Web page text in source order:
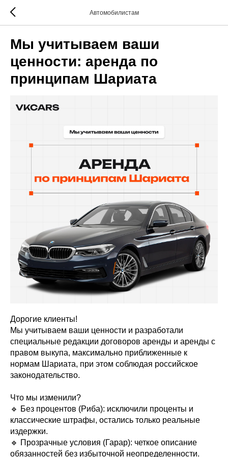
Автомобилистам
Мы учитываем ваши
ценности: аренда по
принципам Шариата
Дорогие клиенты!
Мы учитываем ваши ценности и разработали
специальные редакции договоров аренды и аренды с
правом выкупа, максимально приближенные к
нормам Шариата, при этом соблюдая российское
законодательство.
Что мы изменили?
🔹 Без процентов (Риба): исключили проценты и
классические штрафы, остались только реальные
издержки.
🔹 Прозрачные условия (Гарар): четкое описание
обязанностей без избыточной неопределенности.